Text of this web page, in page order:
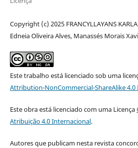
Copyright (c) 2025 FRANCYLLAYANS
Edneia Oliveira Alves, Manassés Morais
Este trabalho está licenciado sob uma
Attribution-NonCommercial-ShareAlike
Este obra está licenciado com uma Licença
Atribuição 4.0 Internacional.
Autores que publicam nesta revista